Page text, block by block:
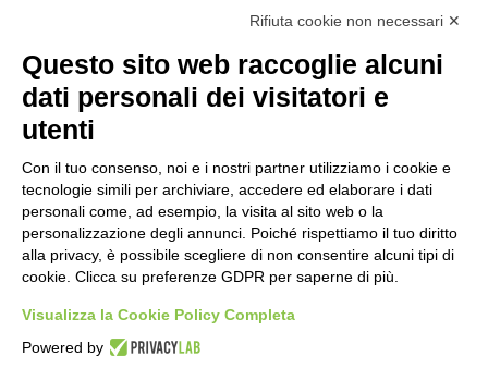
ENTI PUBBLICI
SCUOLE
CITTADINI E FAMIGLIE
CONTATTI
Seguici su:
Italiano
Rifiuta cookie non necessari ✕
Questo sito web raccoglie alcuni
dati personali dei visitatori e
utenti
Con il tuo consenso, noi e i nostri partner utilizziamo i cookie e
tecnologie simili per archiviare, accedere ed elaborare i dati
personali come, ad esempio, la visita al sito web o la
personalizzazione degli annunci. Poiché rispettiamo il tuo diritto
alla privacy, è possibile scegliere di non consentire alcuni tipi di
cookie. Clicca su preferenze GDPR per saperne di più.
Visualizza la Cookie Policy Completa
Powered by